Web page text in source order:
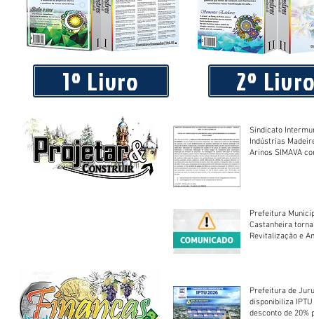
Piá Lava Jato, de Juara, torna público que requereu
Instalação e Operação
1º Livro 2º
Sindicato
Indústrias
Arinos SIMAVA convoca à
Prefeitura
Castanheira
Revitalização e
Prefeitura de
disponibiliza
desconto de 20%